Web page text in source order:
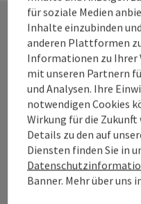
Kontakt
Promenade 2
4701 Bad Schallerbach
für soziale Medien
Inhalte einzubinden
anderen Plattformen
Informationen zu Ihrer
mit unseren Partnern
und Analysen. Ihre
notwendigen Cookies
Wirkung für die
Details zu den auf
Diensten finden Sie in
Banner. Mehr über uns